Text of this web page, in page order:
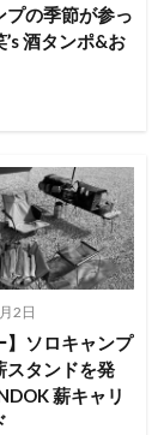
プの季節が参っ
酒タンポ&お
2日
】ソロキャンプ
スタンドを発
薪キャリ
ンプ場
ャンプ
カスタム
ピング
ークあだたら
ルパ
ンプ場